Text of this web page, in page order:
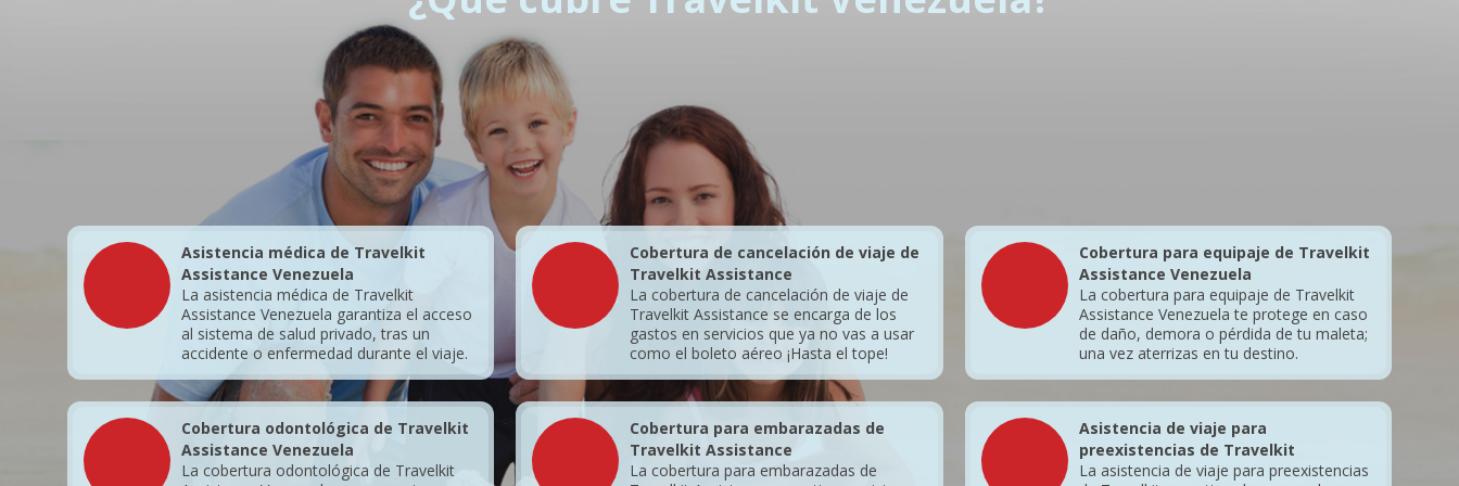
Asistencia médica de Travelkit
Assistance Venezuela
La asistencia médica de Travelkit
Assistance Venezuela garantiza el acceso
al sistema de salud privado, tras un
accidente o enfermedad durante el viaje.
Cobertura de cancelación de viaje de
Travelkit Assistance
La cobertura de cancelación de viaje de
Travelkit Assistance se encarga de los
gastos en servicios que ya no vas a usar
como el boleto aéreo ¡Hasta el tope!
Cobertura para equipaje de Travelkit
Assistance Venezuela
La cobertura para equipaje de Travelkit
Assistance Venezuela te protege en caso
de daño, demora o pérdida de tu maleta;
una vez aterrizas en tu destino.
Cobertura odontológica de Travelkit
Assistance Venezuela
La cobertura odontológica de Travelkit
Cobertura para embarazadas de
Travelkit Assistance
La cobertura para embarazadas de
Asistencia de viaje para
preexistencias de Travelkit
La asistencia de viaje para preexistencias